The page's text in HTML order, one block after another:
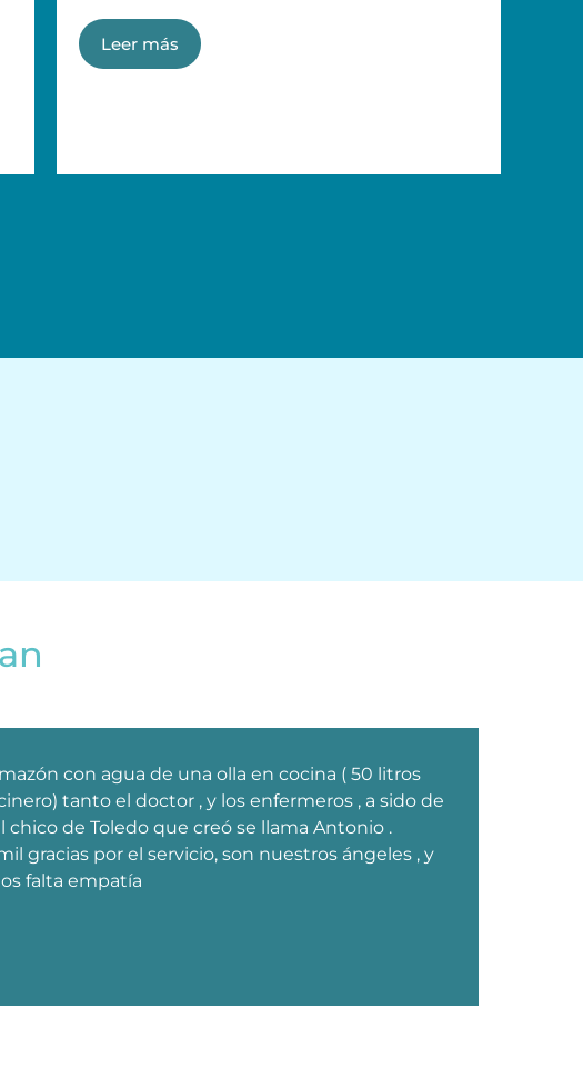
Leer más
con agua de una olla en cocina ( 50 litros
tanto el doctor , y los enfermeros , a sido de
chico de Toledo que creó se llama Antonio .
gracias por el servicio, son nuestros ángeles , y
falta empatía